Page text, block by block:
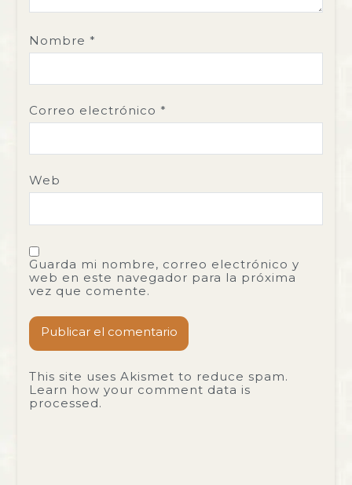
Nombre *
Correo electrónico *
Web
Guarda mi nombre, correo electrónico y
web en este navegador para la próxima
vez que comente.
This site uses Akismet to reduce spam.
Learn how your comment data is
processed.